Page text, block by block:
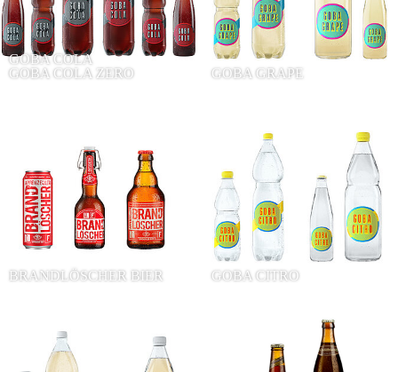
GOBA COLA
GOBA COLA ZERO
GOBA GRAPE
BRANDLÖSCHER BIER GOBA CITRO